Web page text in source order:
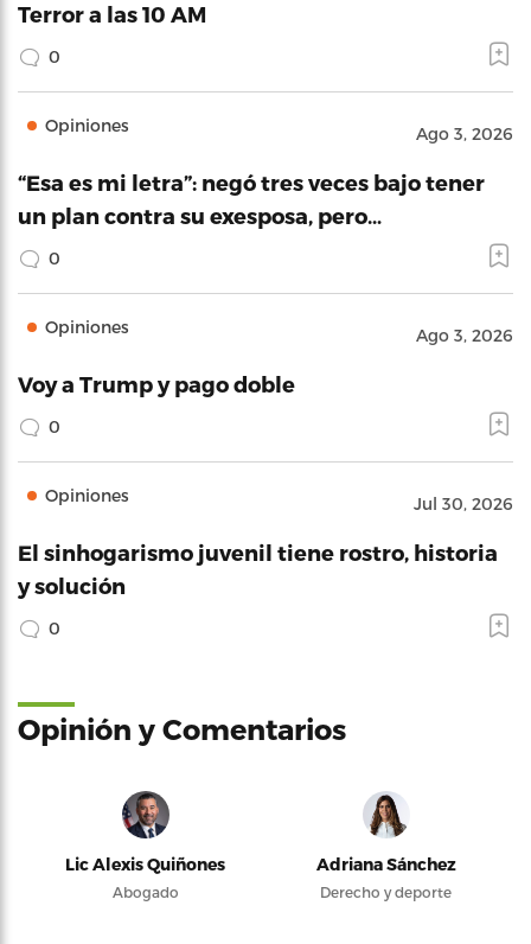
Terror a las 10 AM
0
Opiniones Ago 3, 2026
“Esa es mi letra”: negó tres veces bajo tener
un plan contra su exesposa, pero…
0
Opiniones Ago 3, 2026
Voy a Trump y pago doble
0
Opiniones Jul 30, 2026
El sinhogarismo juvenil tiene rostro, historia
y solución
0
Opinión y Comentarios
Lic Alexis Quiñones
Abogado
Adriana Sánchez
Derecho y deporte